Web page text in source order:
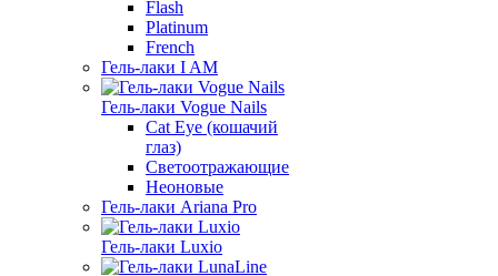
Flash
Platinum
French
Гель-лаки I AM
Гель-лаки Vogue Nails
Cat Eye (кошачий
глаз)
Светоотражающие
Неоновые
Гель-лаки Ariana Pro
Гель-лаки Luxio